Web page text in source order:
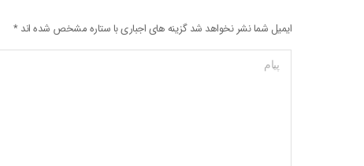
ایمیل شما نشر نخواهد شد گزینه های اجباری با ستاره مشخص شده اند*
پیام